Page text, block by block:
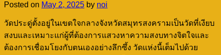
Posted on May 2, 2025 by noi
วัดประดู่ตั้งอยู่ในเขตใจกลางจังหวัดสมุทรสงครามเป็นวัดที่เงียบ
สงบและเหมาะแก่ผู้ที่ต้องการแสวงหาความสงบทางจิตใจและ
ต้องการเชื่อมโยงกับตนเองอย่างลึกซึ้ง วัดแห่งนี้เต็มไปด้วย